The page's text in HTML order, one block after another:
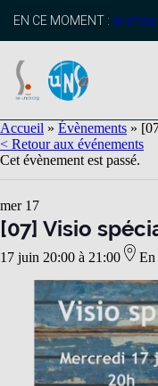
EN CE MOMENT : profitez
Accueil » Évènements »
< Retour aux événements
Cet évènement est passé.
mer 17
[07] Visio
17 juin 20:00 à 21:00 En